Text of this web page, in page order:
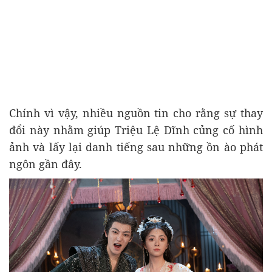
Chính vì vậy, nhiều nguồn tin cho rằng sự thay
đổi này nhằm giúp Triệu Lệ Dĩnh củng cố hình
ảnh và lấy lại danh tiếng sau những ồn ào phát
ngôn gần đây.